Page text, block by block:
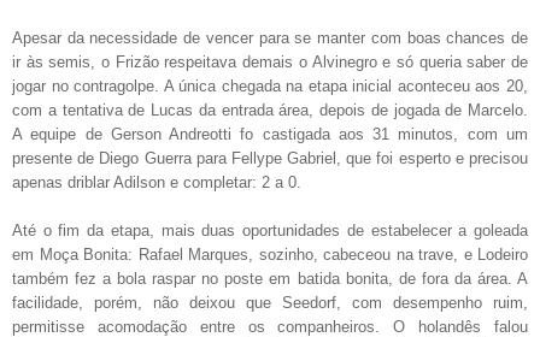
Apesar da necessidade de vencer para se manter com boas chances de
ir às semis, o Frizão respeitava demais o Alvinegro e só queria saber de
jogar no contragolpe. A única chegada na etapa inicial aconteceu aos 20,
com a tentativa de Lucas da entrada área, depois de jogada de Marcelo.
A equipe de Gerson Andreotti fo castigada aos 31 minutos, com um
presente de Diego Guerra para Fellype Gabriel, que foi esperto e precisou
apenas driblar Adilson e completar: 2 a 0.
Até o fim da etapa, mais duas oportunidades de estabelecer a goleada
em Moça Bonita: Rafael Marques, sozinho, cabeceou na trave, e Lodeiro
também fez a bola raspar no poste em batida bonita, de fora da área. A
facilidade, porém, não deixou que Seedorf, com desempenho ruim,
permitisse acomodação entre os companheiros. O holandês falou